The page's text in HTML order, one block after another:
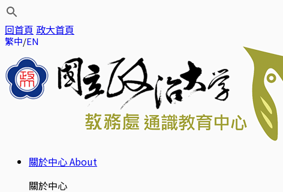
回首頁 政大首頁
繁中 EN
關於中心About
關於中心